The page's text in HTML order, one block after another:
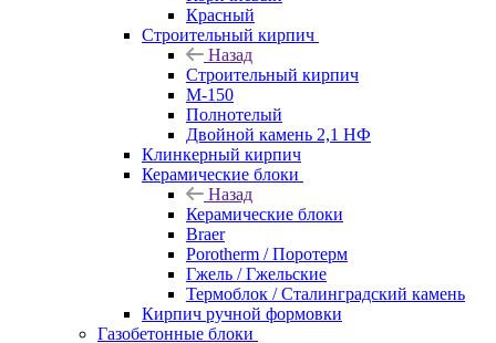
Красный
Строительный кирпич
Назад
Строительный кирпич
М-150
Полнотелый
Двойной камень 2,1 НФ
Клинкерный кирпич
Керамические блоки
Назад
Керамические блоки
Braer
Porotherm / Поротерм
Гжель / Гжельские
Термоблок / Сталинградский камень
Кирпич ручной формовки
Газобетонные блоки